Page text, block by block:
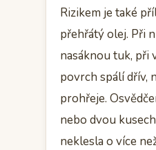
Rizikem je také
přehřátý olej. Při
nasáknou tuk, při
povrch spálí dřív,
prohřeje.
nebo dvou
neklesla o více